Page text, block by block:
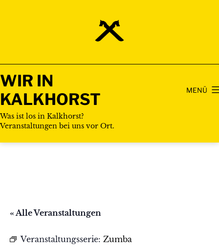
WIR IN
KALKHORST
Was ist los in Kalkhorst?
Veranstaltungen bei uns vor Ort.
MENÜ
« Alle Veranstaltungen
Veranstaltungsserie: Zumba